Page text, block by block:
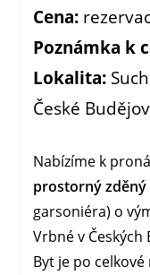
Cena:
Poznámka k
Lokalita:
České
Nabízíme k
prostorný zděný
garsoniéra) o
Vrbné v Českých
Byt je po